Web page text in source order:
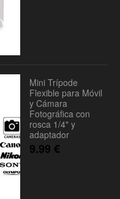
Mini Trípode
Flexible para Móvil
y Cámara
Fotográfica con
rosca 1/4" y
adaptador
9.99 €